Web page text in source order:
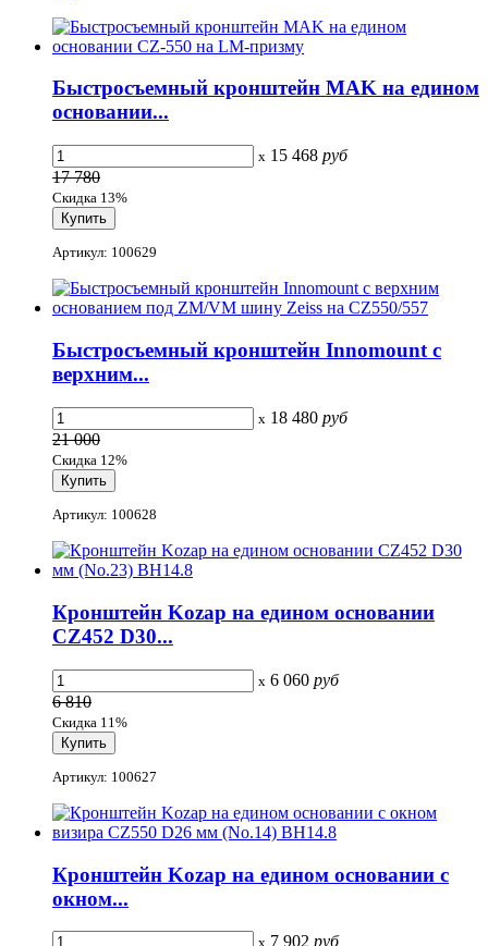
Быстросъемный кронштейн MAK на едином
основании...
x 15 468 руб
17 780
Скидка 13%
Артикул: 100629
Быстросъемный кронштейн Innomount с
верхним...
x 18 480 руб
21 000
Скидка 12%
Артикул: 100628
Кронштейн Kozap на едином основании
CZ452 D30...
x 6 060 руб
6 810
Скидка 11%
Артикул: 100627
Кронштейн Kozap на едином основании с
окном...
x 7 902 руб